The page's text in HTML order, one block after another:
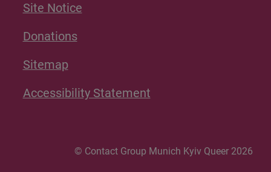
Site Notice
Donations
Sitemap
Accessibility Statement
© Contact Group Munich Kyiv Queer 2026